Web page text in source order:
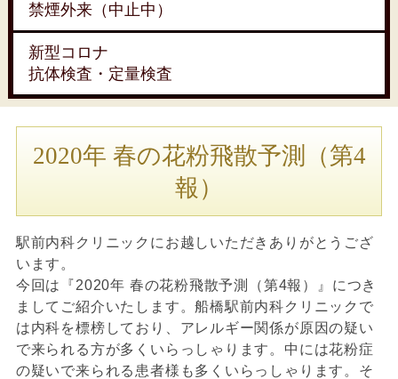
禁煙外来（中止中）
新型コロナ
抗体検査・定量検査
2020年 春の花粉飛散予測（第4
報）
駅前内科クリニックにお越しいただきありがとうござ
います。
今回は『2020年 春の花粉飛散予測（第4報）』につき
ましてご紹介いたします。船橋駅前内科クリニックで
は内科を標榜しており、アレルギー関係が原因の疑い
で来られる方が多くいらっしゃります。中には花粉症
の疑いで来られる患者様も多くいらっしゃります。そ